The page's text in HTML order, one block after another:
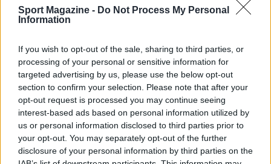
Sport Magazine - Do Not Process My Personal
Information
If you wish to opt-out of the sale, sharing to third parties, or
processing of your personal or sensitive information for
targeted advertising by us, please use the below opt-out
section to confirm your selection. Please note that after your
opt-out request is processed you may continue seeing
interest-based ads based on personal information utilized by
us or personal information disclosed to third parties prior to
your opt-out. You may separately opt-out of the further
disclosure of your personal information by third parties on the
Chi cerca di aggiornare la propria attrezzatura o
di investire in una bici migliore può trovare
opportunità concrete senza rinunciare
all’assistenza tecnica e alla copertura ufficiale.